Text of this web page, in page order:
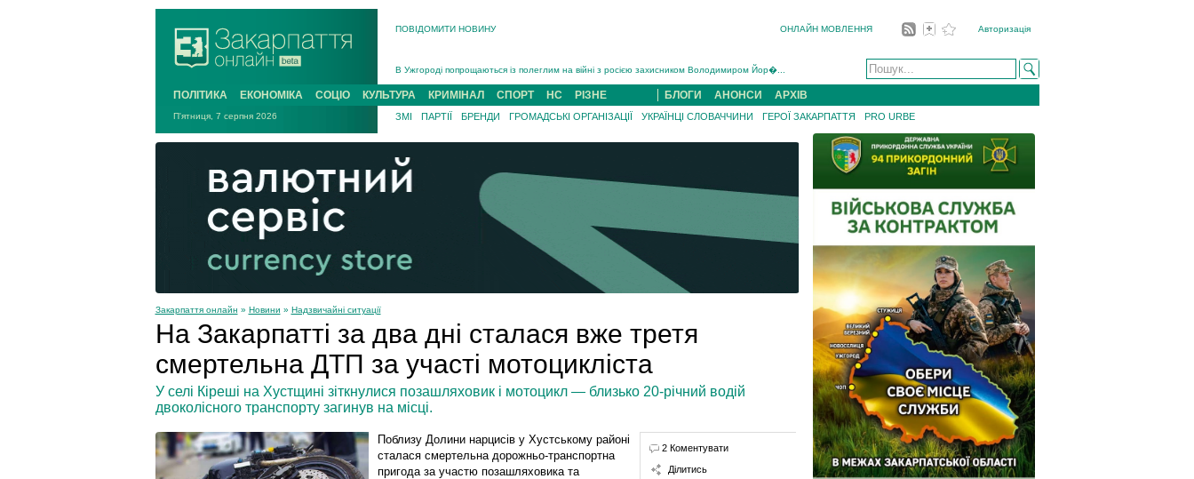
ПОВІДОМИТИ НОВИНУ ОНЛАЙН МОВЛЕННЯ Авторизація
В Ужгороді попрощаються із полеглим на війні з росією захисником Володимиром Йор�...
В Ужгороді 5 серпня попрощаються із захисником Богданом Югасом, який два роки �...
Підтвердили загибель захисника із Нанкова на Хустщині Юліана Гербея (ФОТО)[/gree...
На війні з рф поліг військовий з Виноградова Ігнат Роздяловський (ФОТО)...
На Хустщині внаслідок ДТП за участі трьох авто постраждали 13 людей (ФОТО)...
Інструктора районного ТЦК на Закарпатті судитимуть за обвинувачен...
ПОЛІТИКА ЕКОНОМІКА СОЦІО КУЛЬТУРА КРИМІНАЛ СПОРТ НС РІЗНЕ БЛОГИ АНОНСИ АРХІВ
П'ятниця, 7 серпня 2026 ЗМІ ПАРТІЇ БРЕНДИ ГРОМАДСЬКІ ОРГАНІЗАЦІЇ УКРАЇНЦІ СЛОВАЧЧИНИ ГЕРОЇ ЗАКАРПАТТЯ PRO URBE
Закарпаття онлайн » Новини » Надзвичайні ситуації
На Закарпатті за два дні сталася вже третя
смертельна ДТП за участі мотоцикліста
У селі Кіреші на Хустщині зіткнулися позашляховик і мотоцикл — близько 20-річний водій
двоколісного транспорту загинув на місці.
Поблизу Долини нарцисів у Хустському районі
сталася смертельна дорожньо-транспортна
пригода за участю позашляховика та
2 Коментувати
Ділитись